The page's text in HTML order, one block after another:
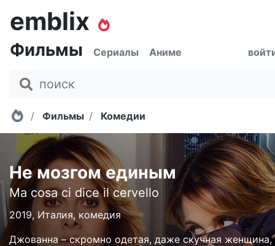
emblix
Фильмы Сериалы Аниме
Главная
Фильмы Комедии
Не мозгом единым
Ma cosa ci dice il cervello
2019, Италия, комедия
Джованна – скромно одетая, даже скучная женщина,